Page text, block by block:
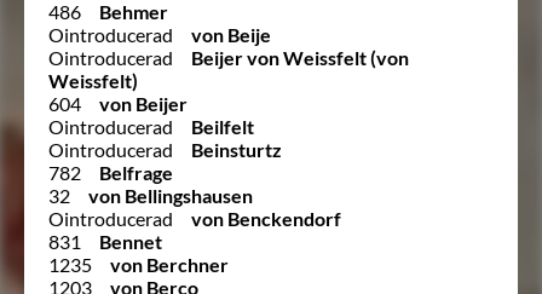
486
Behmer
Ointroducerad
von Beije
Ointroducerad
Beijer von Weissfelt (von
Weissfelt)
604
von Beijer
Ointroducerad
Beilfelt
Ointroducerad
Beinsturtz
782
Belfrage
32
von Bellingshausen
Ointroducerad
von Benckendorf
831
Bennet
1235
von Berchner
1203
von Berco